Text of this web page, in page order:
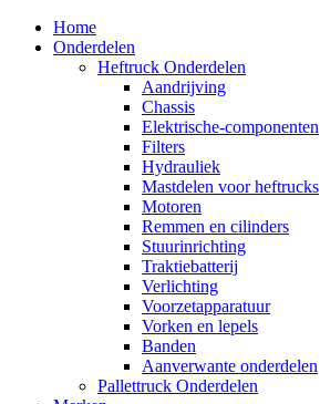
Home
Onderdelen
Heftruck Onderdelen
Aandrijving
Chassis
Elektrische-componenten
Filters
Hydrauliek
Mastdelen voor heftrucks
Motoren
Remmen en cilinders
Stuurinrichting
Traktiebatterij
Verlichting
Voorzetapparatuur
Vorken en lepels
Banden
Aanverwante onderdelen
Pallettruck Onderdelen